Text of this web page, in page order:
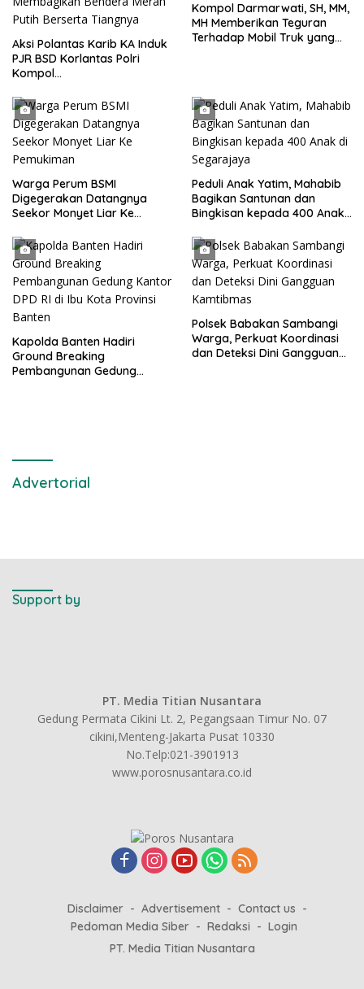
Aksi Polantas Karib KA Induk
PJR BSD Korlantas Polri
Kompol
bersama Personilnya
Membagikan Bendera Merah
Putih Berserta Tiangnya
Kompol Darmarwati, SH, MM,
MH Memberikan Teguran
Terhadap Mobil Truk yang
Warga Perum BSMI
Digegerakan Datangnya
Seekor Monyet Liar Ke
Peduli Anak Yatim, Mahabib
Bagikan Santunan dan
Bingkisan kepada 400 Anak
Kapolda Banten Hadiri
Ground Breaking
Pembangunan Gedung
Polsek Babakan Sambangi
Warga, Perkuat Koordinasi
dan Deteksi Dini Gangguan
Advertorial
Support by
PT. Media Titian Nusantara
Gedung Permata Cikini Lt. 2, Pegangsaan Timur No. 07
cikini,Menteng-Jakarta Pusat 10330
No.Telp:021-3901913
www.porosnusantara.co.id
Disclaimer Advertisement
Contact us
Pedoman Media Siber
Redaksi
Login
PT. Media Titian Nusantara